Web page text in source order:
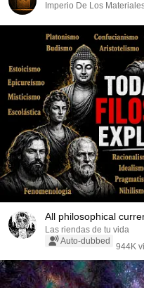
Imperio De Los
All philosophical
Las riendas de tu vida
Auto-dubbed
944K